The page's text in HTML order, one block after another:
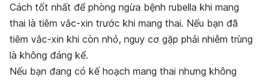
Cách tốt nhất để phòng ngừa bệnh rubella khi mang
thai là tiêm vắc-xin trước khi mang thai. Nếu bạn đã
tiêm vắc-xin khi còn nhỏ, nguy cơ gặp phải nhiễm trùng
là không đáng kể.
Nếu bạn đang có kế hoạch mang thai nhưng không